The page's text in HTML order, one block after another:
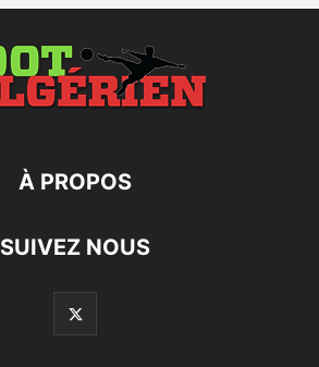
À PROPOS
SUIVEZ NOUS